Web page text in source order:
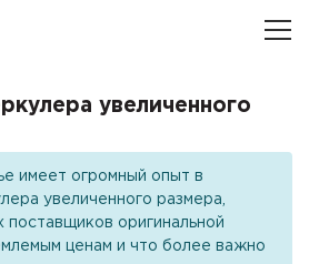
увеличенного
имеет огромный опыт в
увеличенного размера,
поставщиков оригинальной
ценам и что более важно